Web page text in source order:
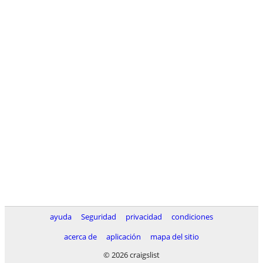
ayuda Seguridad privacidad
condiciones
acerca de
aplicación
mapa del sitio
© 2026 craigslist